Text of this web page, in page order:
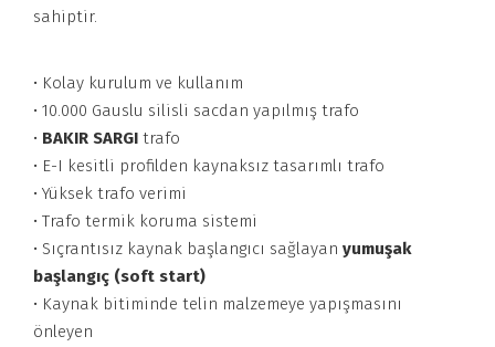
sahiptir.
• Kolay kurulum ve kullanım
• 10.000 Gauslu silisli sacdan yapılmış trafo
• BAKIR SARGI trafo
• E-I kesitli profilden kaynaksız tasarımlı trafo
• Yüksek trafo verimi
• Trafo termik koruma sistemi
• Sıçrantısız kaynak başlangıcı sağlayan yumuşak
başlangıç (soft start)
• Kaynak bitiminde telin malzemeye yapışmasını
önleyen